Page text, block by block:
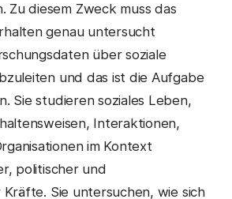
Zu diesem Zweck muss das
genau untersucht
über soziale
und das ist die Aufgabe
Sie studieren soziales Leben,
Interaktionen,
im Kontext
politischer und
Sie untersuchen, wie sich